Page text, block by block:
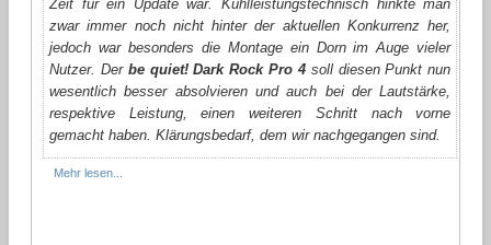
Zeit für ein Update war. Kühlleistungstechnisch hinkte man
zwar immer noch nicht hinter der aktuellen Konkurrenz her,
jedoch war besonders die Montage ein Dorn im Auge vieler
Nutzer. Der be quiet! Dark Rock Pro 4soll diesen Punkt nun
wesentlich besser absolvieren und auch bei der Lautstärke,
respektive Leistung, einen weiteren Schritt nach vorne
gemacht haben. Klärungsbedarf, dem wir nachgegangen sind.
Mehr lesen...